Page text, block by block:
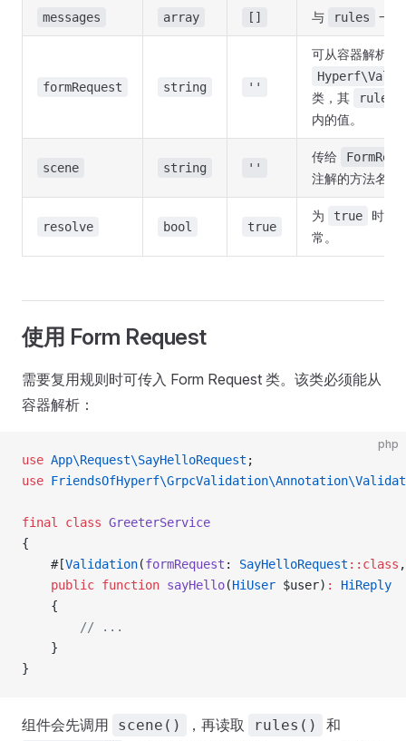
messages array [] 与 rules 一
formRequest string ''
可从容器解析的
类，其
内的值。
scene string ''
传给
注解的方法名。
resolve bool true
为 true
时，
常。
使用 Form Request
需要复用规则时可传入 Form Request 类。该类必须能从
容器解析：
php
use App\Request\SayHelloRequest ;
use
final class GreeterService
{
    #[
Validation(formRequest : SayHelloRequest ::class
    public
function sayHello(HiUser $user) :
HiReply
    {
        // ...
    }
}
组件会先调用 scene() ，再读取 rules() 和